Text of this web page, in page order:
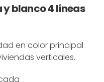
blanco 4 líneas
en color principal
verticales.